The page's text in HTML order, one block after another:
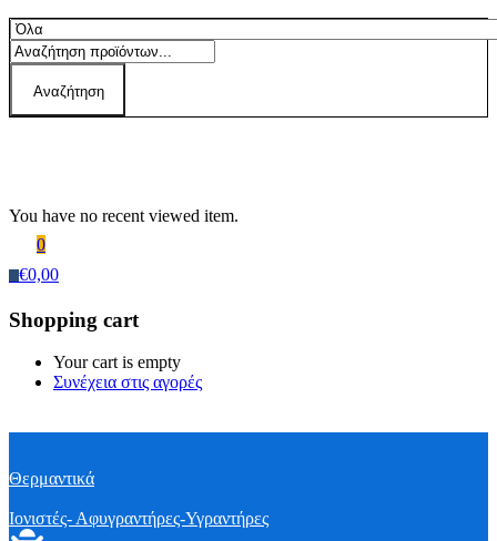
Αναζήτηση
You have no recent viewed item.
0
€0,00
Shopping cart
Your cart is empty
Συνέχεια στις αγορές
Θερμαντικά
Ιονιστές- Αφυγραντήρες-Υγραντήρες